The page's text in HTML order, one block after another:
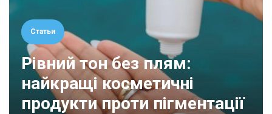
Статьи
Рівний тон без плям:
найкращі косметичні
продукти проти пігментації